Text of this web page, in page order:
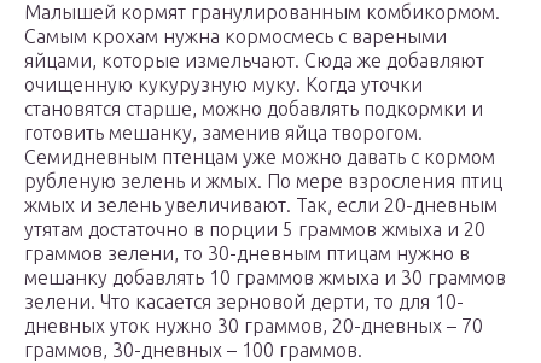
Малышей кормят гранулированным комбикормом.
Самым крохам нужна кормосмесь с вареными
яйцами, которые измельчают. Сюда же добавляют
очищенную кукурузную муку. Когда уточки
становятся старше, можно добавлять подкормки и
готовить мешанку, заменив яйца творогом.
Семидневным птенцам уже можно давать с кормом
рубленую зелень и жмых. По мере взросления птиц
жмых и зелень увеличивают. Так, если 20-дневным
утятам достаточно в порции 5 граммов жмыха и 20
граммов зелени, то 30-дневным птицам нужно в
мешанку добавлять 10 граммов жмыха и 30 граммов
зелени. Что касается зерновой дерти, то для 10-
дневных уток нужно 30 граммов, 20-дневных – 70
граммов, 30-дневных – 100 граммов.